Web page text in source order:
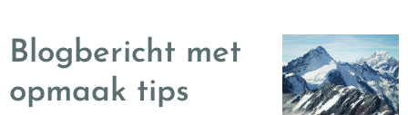
Blogbericht met
opmaak tips